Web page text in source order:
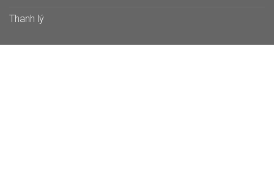
Thanh lý